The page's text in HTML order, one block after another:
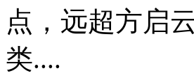
点，远超方启
类....